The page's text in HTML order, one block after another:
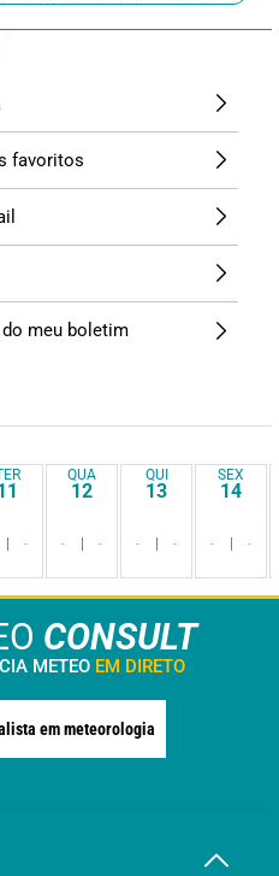
meu boletim
-
QUA
12
- -
QUI
13
- -
SEX
14
- -
CONSULT
METEO EM DIRETO
em meteorologia